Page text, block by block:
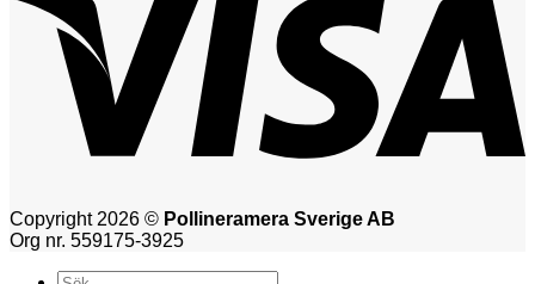
Copyright 2026 © Pollineramera Sverige AB
Org nr. 559175-3925
Sök